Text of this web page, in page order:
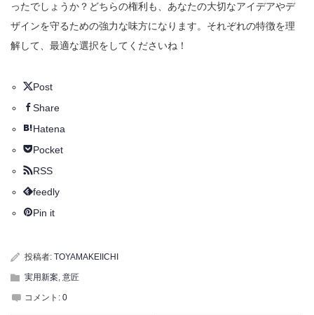
ったでしょうか？どちらの権利も、あなたの大切なアイデアやデ
ザインを守るための強力な味方になります。それぞれの特徴を理
解して、最適な選択をしてくださいね！
Post
Share
Hatena
Pocket
RSS
feedly
Pin it
投稿者: TOYAMAKEIICHI
実用新案, 意匠
コメント: 0